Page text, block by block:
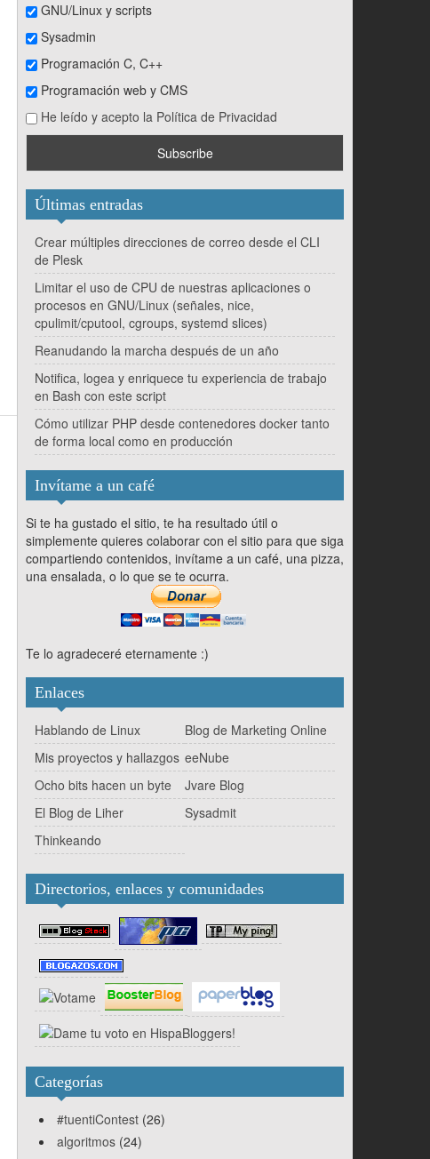
GNU/Linux y scripts
Sysadmin
Programación C, C++
Programación web y CMS
He leído y acepto la Política de Privacidad
Últimas entradas
Crear múltiples direcciones de correo desde el CLI
de Plesk
Limitar el uso de CPU de nuestras aplicaciones o
procesos en GNU/Linux (señales, nice,
cpulimit/cputool, cgroups, systemd slices)
Reanudando la marcha después de un año
Notifica, logea y enriquece tu experiencia de trabajo
en Bash con este script
Cómo utilizar PHP desde contenedores docker tanto
de forma local como en producción
Invítame a un café
Si te ha gustado el sitio, te ha resultado útil o
simplemente quieres colaborar con el sitio para que siga
compartiendo contenidos, invítame a un café, una pizza,
una ensalada, o lo que se te ocurra.
Te lo agradeceré eternamente :)
Enlaces
Hablando de Linux
Blog de Marketing Online
Mis proyectos y hallazgos eeNube
Ocho bits hacen un byte
Jvare Blog
El Blog de Liher
Sysadmit
Thinkeando
Directorios, enlaces y comunidades
Categorías
#tuentiContest (26)
algoritmos (24)